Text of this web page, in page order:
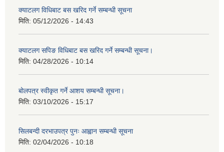
क्याटलग विधिबाट बस खरिद गर्ने सम्बन्धी सूचना
मिति: 05/12/2026 - 14:43
क्याटलग सपिङ विधिबाट बस खरिद गर्ने सम्बन्धी सूचना।
मिति: 04/28/2026 - 10:14
बोलपत्र स्वीकृत गर्ने आशय सम्बन्धी सूचना।
मिति: 03/10/2026 - 15:17
सिलबन्दी दरभाउपत्र पुनः आह्वान सम्बन्धी सूचना
मिति: 02/04/2026 - 10:18